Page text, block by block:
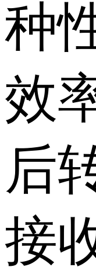
种
效
后
接